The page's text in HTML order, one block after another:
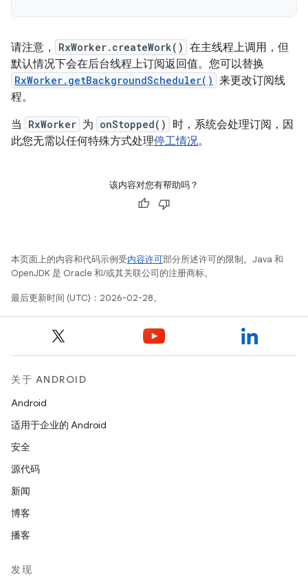
请注意， RxWorker.createWork() 在主线程上调用，但
默认情况下会在后台线程上订阅返回值。 您可以替换
RxWorker.getBackgroundScheduler() 来更改订阅线
程。
当
RxWorker 为 onStopped()
时，系统会处理订阅，因
此您无需以任何特殊方式处理停工情况。
该内容对您有帮助吗？
本页面上的内容和代码示例受内容许可部分所述许可的限制。Java 和
OpenJDK 是 Oracle 和/或其关联公司的注册商标。
最后更新时间 (UTC)：2026-02-28。
关于 ANDROID
Android
适用于企业的 Android
安全
源代码
新闻
博客
播客
发现